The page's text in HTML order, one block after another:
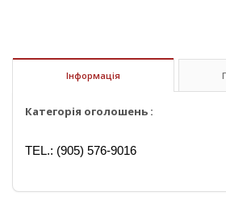
Інформація
Категорія оголошень :
TEL.: (905) 576-9016